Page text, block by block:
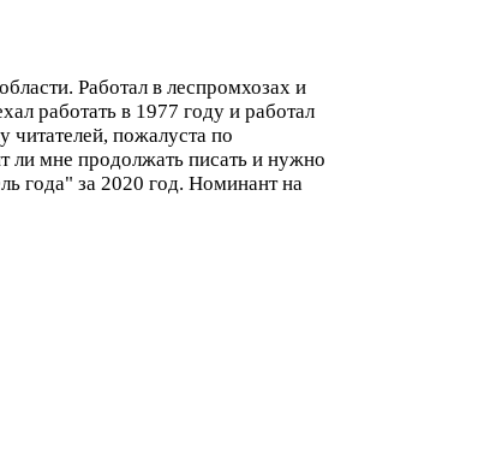
Работал в леспромхозах и
работать в 1977 году и работал
читателей, пожалуста по
ли мне продолжать писать и нужно
года" за 2020 год. Номинант на